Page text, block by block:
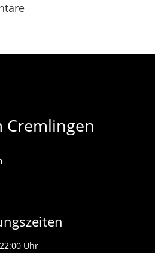
Cremlingen
Uhr